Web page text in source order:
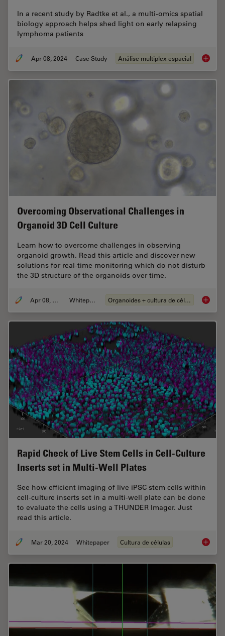
In a recent study by Radtke et al., a multi-omics spatial
biology approach helps shed light on early relapsing
lymphoma patients
Apr 08, 2024 Case Study Análise multiplex espacial IBEX,
Overcoming Observational Challenges in
Organoid 3D Cell Culture
Learn how to overcome challenges in observing
organoid growth. Read this article and discover new
solutions for real-time monitoring which do not disturb
the 3D structure of the organoids over time.
Apr 08, 2024 Whitepaper Organoides + cultura de células 3D
Rapid Check of Live Stem Cells in Cell-Culture
Inserts set in Multi-Well Plates
See how efficient imaging of live iPSC stem cells within
cell-culture inserts set in a multi-well plate can be done
to evaluate the cells using a THUNDER Imager. Just
read this article.
Mar 20, 2024 Whitepaper Cultura de células Rapid